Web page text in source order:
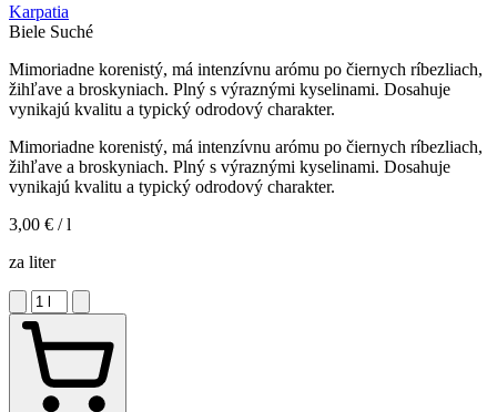
Karpatia
Biele Suché
Mimoriadne korenistý, má intenzívnu arómu po čiernych ríbezliach,
žihľave a broskyniach. Plný s výraznými kyselinami. Dosahuje
vynikajú kvalitu a typický odrodový charakter.
Mimoriadne korenistý, má intenzívnu arómu po čiernych ríbezliach,
žihľave a broskyniach. Plný s výraznými kyselinami. Dosahuje
vynikajú kvalitu a typický odrodový charakter.
3,00 € / l
za liter